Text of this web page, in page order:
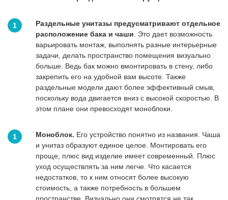
Раздельные унитазы предусматривают отдельное
расположение бака и чаши . Это дает возможность
варьировать монтаж, выполнять разные интерьерные
задачи, делать пространство помещения визуально
больше. Ведь бак можно вмонтировать в стену, либо
закрепить его на удобной вам высоте. Также
раздельные модели дают более эффективный смыв,
поскольку вода двигается вниз с высокой скоростью. В
этом плане они превосходят моноблоки.
Моноблок. Его устройство понятно из названия. Чаша
и унитаз образуют единое целое. Монтировать его
проще, плюс вид изделие имеет современный. Плюс
уход осуществлять за ним легче. Что касается
недостатков, то к ним относят более высокую
стоимость, а также потребность в большем